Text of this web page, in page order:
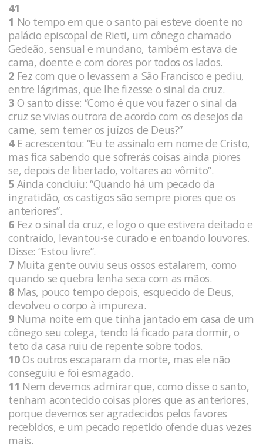
41
1 No tempo em que o santo pai esteve doente no
palácio episcopal de Rieti, um cônego chamado
Gedeão, sensual e mundano, também estava de
cama, doente e com dores por todos os lados.
2 Fez com que o levassem a São Francisco e pediu,
entre lágrimas, que lhe fizesse o sinal da cruz.
3 O santo disse: “Como é que vou fazer o sinal da
cruz se vivias outrora de acordo com os desejos da
carne, sem temer os juízos de Deus?”
4E acrescentou: “Eu te assinalo em nome de Cristo,
mas fica sabendo que sofrerás coisas ainda piores
se, depois de libertado, voltares ao vômito”.
5 Ainda concluiu: “Quando há um pecado da
ingratidão, os castigos são sempre piores que os
anteriores”.
6 Fez o sinal da cruz, e logo o que estivera deitado e
contraído, levantou-se curado e entoando louvores.
Disse: “Estou livre”.
7 Muita gente ouviu seus ossos estalarem, como
quando se quebra lenha seca com as mãos.
8 Mas, pouco tempo depois, esquecido de Deus,
devolveu o corpo à impureza.
9 Numa noite em que tinha jantado em casa de um
cônego seu colega, tendo lá ficado para dormir, o
teto da casa ruiu de repente sobre todos.
10Os outros escaparam da morte, mas ele não
conseguiu e foi esmagado.
11 Nem devemos admirar que, como disse o santo,
tenham acontecido coisas piores que as anteriores,
porque devemos ser agradecidos pelos favores
recebidos, e um pecado repetido ofende duas vezes
mais.